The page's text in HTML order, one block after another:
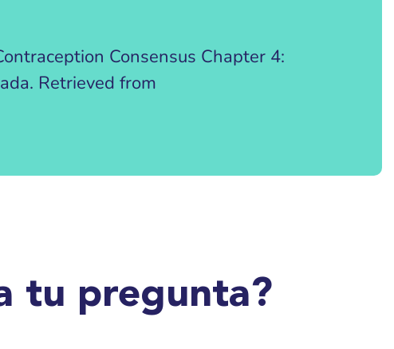
Consensus Chapter 4:
Retrieved from
tu pregunta?